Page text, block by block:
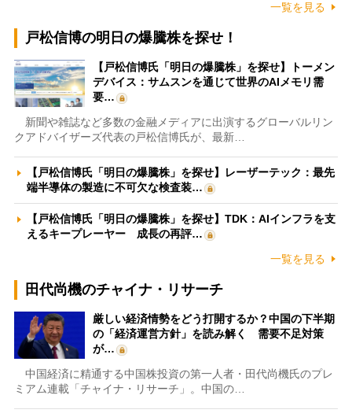
一覧を見る
戸松信博の明日の爆騰株を探せ！
【戸松信博氏「明日の爆騰株」を探せ】トーメン
デバイス：サムスンを通じて世界のAIメモリ需
要…
新聞や雑誌など多数の金融メディアに出演するグローバルリン
クアドバイザーズ代表の戸松信博氏が、最新…
【戸松信博氏「明日の爆騰株」を探せ】レーザーテック：最先
端半導体の製造に不可欠な検査装…
【戸松信博氏「明日の爆騰株」を探せ】TDK：AIインフラを支
えるキープレーヤー 成長の再評…
一覧を見る
田代尚機のチャイナ・リサーチ
厳しい経済情勢をどう打開するか？中国の下半期
の「経済運営方針」を読み解く 需要不足対策
が…
中国経済に精通する中国株投資の第一人者・田代尚機氏のプレ
ミアム連載「チャイナ・リサーチ」。中国の…